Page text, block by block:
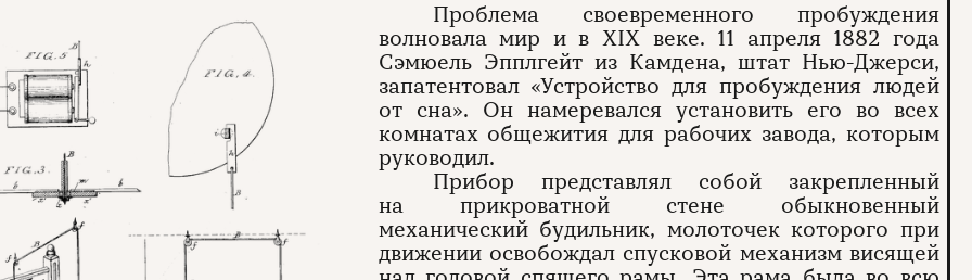
Проблема своевременного пробуждения
волновала мир и в XIX веке. 11 апреля 1882 года
Сэмюель Эпплгейт из Камдена, штат Нью-Джерси,
запатентовал «Устройство для пробуждения людей
от сна». Он намеревался установить его во всех
комнатах общежития для рабочих завода, которым
руководил.
Прибор представлял собой закрепленный
на прикроватной стене обыкновенный
механический будильник, молоточек которого при
движении освобождал спусковой механизм висящей